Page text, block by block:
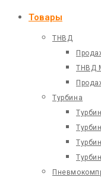
Товары
ТНВД
ТНВД
Турбина